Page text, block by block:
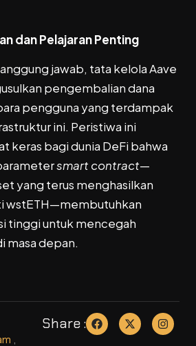
dan Pelajaran Penting
jawab, tata kelola Aave
pengembalian dana
pengguna yang terdampak
ini. Peristiwa ini
keras bagi dunia DeFi bahwa
smart contract—
yang terus menghasilkan
wstETH—membutuhkan
tinggi untuk mencegah
masa depan.
,
Share :